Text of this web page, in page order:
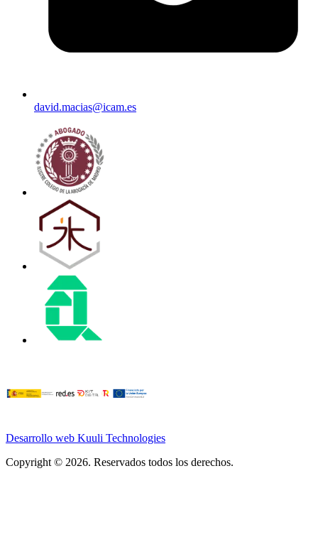
david.macias@icam.es
Desarrollo web Kuuli Technologies
Copyright © 2026. Reservados todos los derechos.